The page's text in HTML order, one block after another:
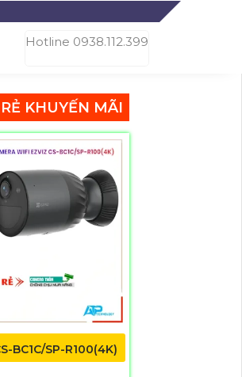
Hotline 0938.112.399
KHUYẾN MÃI
BC1C/SP-R100(4K)